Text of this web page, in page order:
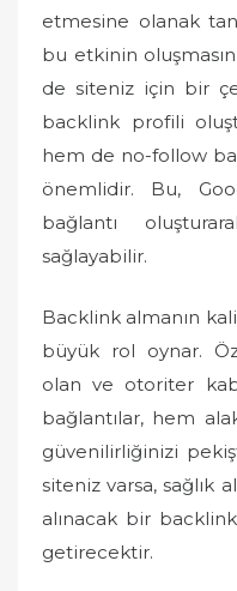
etmesine olanak
bu etkinin
de siteniz için bir
backlink profili
hem de no-follow
önemlidir. Bu,
bağlantı
sağlayabilir.
Backlink almanın
büyük rol oynar.
olan ve otoriter
bağlantılar, hem
güvenilirliğinizi
siteniz varsa, sağlık
alınacak bir
getirecektir.